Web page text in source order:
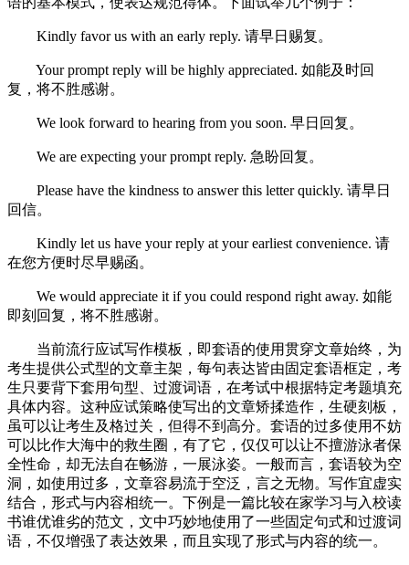
Kindly favor us with an early reply. 请早日赐复。
Your prompt reply will be highly appreciated. 如能及时回
复，将不胜感谢。
We look forward to hearing from you soon. 早日回复。
We are expecting your prompt reply. 急盼回复。
Please have the kindness to answer this letter quickly. 请早日
回信。
Kindly let us have your reply at your earliest convenience. 请
在您方便时尽早赐函。
We would appreciate it if you could respond right away. 如能
即刻回复，将不胜感谢。
当前流行应试写作模板，即套语的使用贯穿文章始终，为
考生提供公式型的文章主架，每句表达皆由固定套语框定，考
生只要背下套用句型、过渡词语，在考试中根据特定考题填充
具体内容。这种应试策略使写出的文章矫揉造作，生硬刻板，
虽可以让考生及格过关，但得不到高分。套语的过多使用不妨
可以比作大海中的救生圈，有了它，仅仅可以让不擅游泳者保
全性命，却无法自在畅游，一展泳姿。一般而言，套语较为空
洞，如使用过多，文章容易流于空泛，言之无物。写作宜虚实
结合，形式与内容相统一。下例是一篇比较在家学习与入校读
书谁优谁劣的范文，文中巧妙地使用了一些固定句式和过渡词
语，不仅增强了表达效果，而且实现了形式与内容的统一。